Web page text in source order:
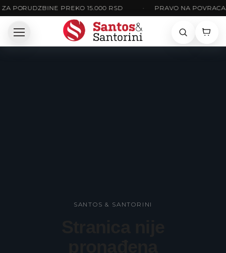
PORUDZBINE PREKO 15.000 RSD PRAVO NA
SANTOS & SANTORINI